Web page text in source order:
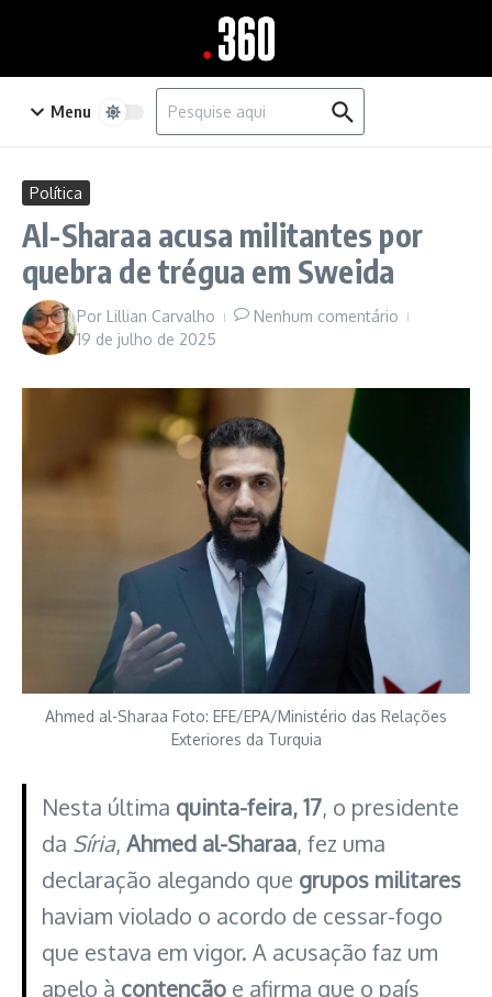
Menu
Procurar por:
Política
Al-Sharaa acusa militantes por
quebra de trégua em Sweida
Por Lillian Carvalho
Nenhum comentário
19 de julho de 2025
Ahmed al-Sharaa Foto: EFE/EPA/Ministério das Relações
Exteriores da Turquia
Nesta última quinta-feira, 17, o presidente
da Síria, Ahmed al-Sharaa, fez uma
declaração alegando que grupos militares
haviam violado o acordo de cessar-fogo
que estava em vigor. A acusação faz um
apelo à contençãoe afirma que o país